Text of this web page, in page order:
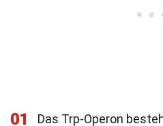
01
Das Trp-Operon